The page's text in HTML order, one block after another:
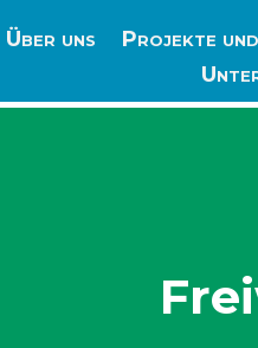
Über uns Projekte